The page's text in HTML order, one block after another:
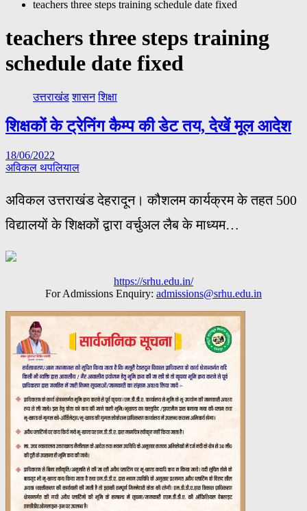
teachers three steps training schedule date fixed
teachers three steps training
schedule date fixed
उत्तराखंड शासन शिक्षा
शिक्षकों के ट्रेनिंग कैम्प की डेट तय, देखें मूल आदेश
18/06/2022
अविकल थपलियाल
अविकल उत्तराखंड देहरादून। कौशलम कार्यक्रम के तहत 500
विद्यालयों के शिक्षकों द्वारा वर्चुअल लैब के माध्यम…
https://srhu.edu.in/
For Admissions Enquiry: admissions@srhu.edu.in